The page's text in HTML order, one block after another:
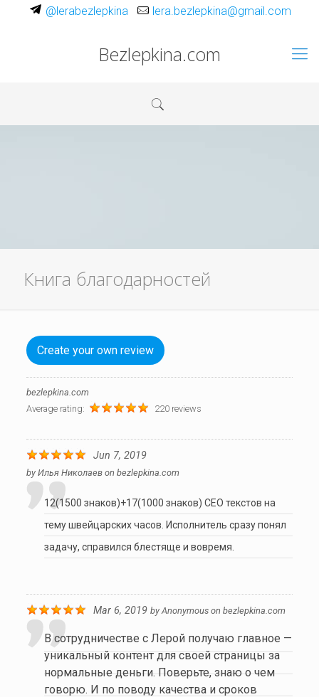
@lerabezlepkina lera.bezlepkina@gmail.com
Bezlepkina.com
Книга благодарностей
Create your own review
bezlepkina.com
Average rating:
220 reviews
Jun 7, 2019
by Илья Николаевon bezlepkina.com
12(1500 знаков)+17(1000 знаков) СЕО текстов на
тему швейцарских часов. Исполнитель сразу понял
задачу, справился блестяще и вовремя.
Mar 6, 2019 byAnonymouson bezlepkina.com
В сотрудничестве с Лерой получаю главное —
уникальный контент для своей страницы за
нормальные деньги. Поверьте, знаю о чем
говорю. И по поводу качества и сроков